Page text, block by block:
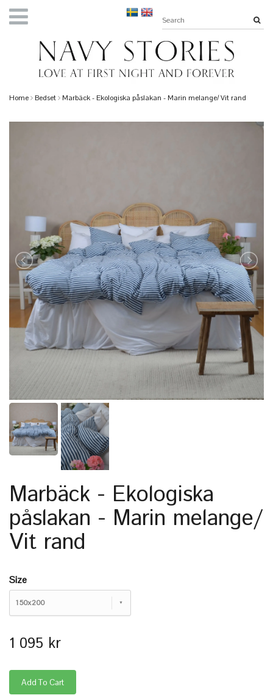
Home Bedset Marbäck - Ekologiska påslakan - Marin melange/ Vit rand
Marbäck - Ekologiska
påslakan - Marin melange/
Vit rand
Size
150x200
1 095 kr